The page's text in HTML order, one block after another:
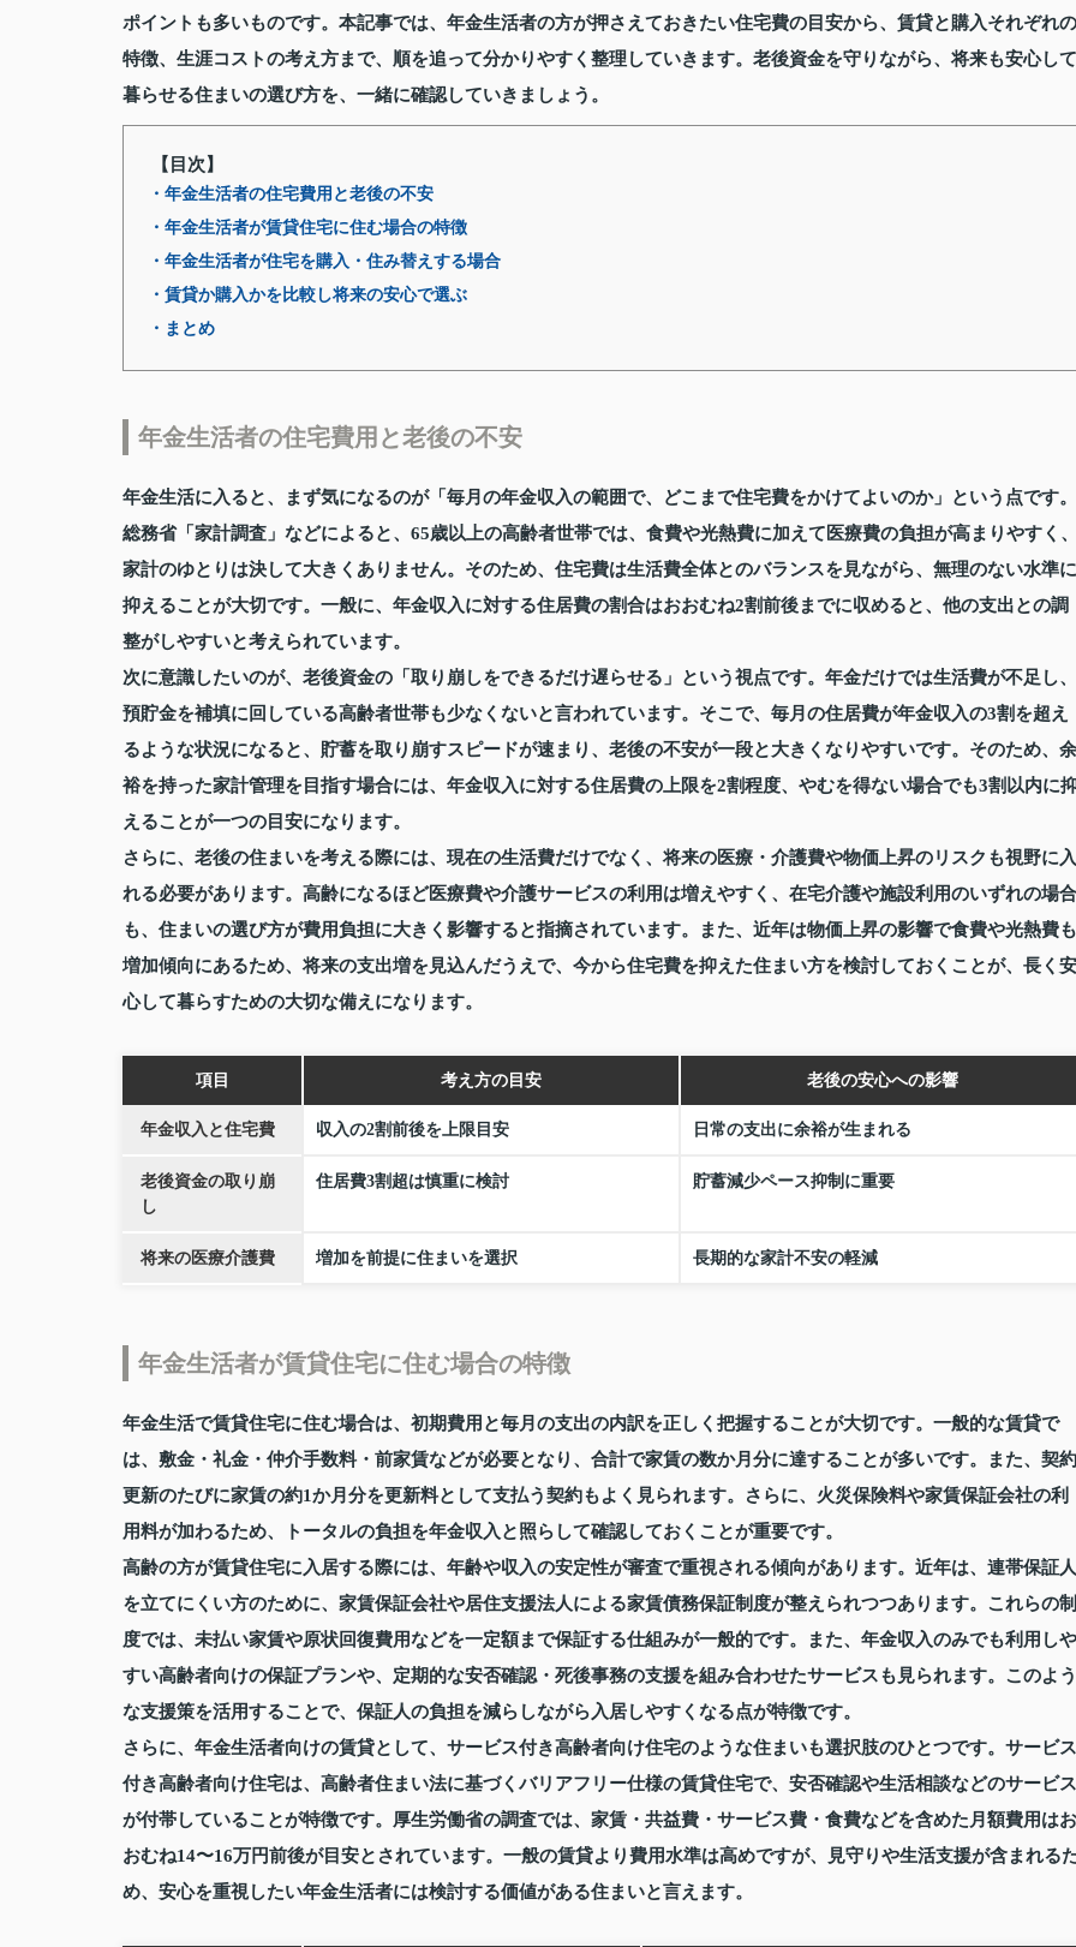
ポイントも多いものです。本記事では、年金生活者の方が押さえておきたい住宅費の目安から、賃貸と購入それぞれの
特徴、生涯コストの考え方まで、順を追って分かりやすく整理していきます。老後資金を守りながら、将来も安心して
暮らせる住まいの選び方を、一緒に確認していきましょう。
【目次】
・年金生活者の住宅費用と老後の不安
・年金生活者が賃貸住宅に住む場合の特徴
・年金生活者が住宅を購入・住み替えする場合
・賃貸か購入かを比較し将来の安心で選ぶ
・まとめ
年金生活者の住宅費用と老後の不安
年金生活に入ると、まず気になるのが「毎月の年金収入の範囲で、どこまで住宅費をかけてよいのか」という点です。
総務省「家計調査」などによると、65歳以上の高齢者世帯では、食費や光熱費に加えて医療費の負担が高まりやすく、
家計のゆとりは決して大きくありません。そのため、住宅費は生活費全体とのバランスを見ながら、無理のない水準に
抑えることが大切です。一般に、年金収入に対する住居費の割合はおおむね2割前後までに収めると、他の支出との調
整がしやすいと考えられています。
次に意識したいのが、老後資金の「取り崩しをできるだけ遅らせる」という視点です。年金だけでは生活費が不足し、
預貯金を補填に回している高齢者世帯も少なくないと言われています。そこで、毎月の住居費が年金収入の3割を超え
るような状況になると、貯蓄を取り崩すスピードが速まり、老後の不安が一段と大きくなりやすいです。そのため、余
裕を持った家計管理を目指す場合には、年金収入に対する住居費の上限を2割程度、やむを得ない場合でも3割以内に
えることが一つの目安になります。
さらに、老後の住まいを考える際には、現在の生活費だけでなく、将来の医療・介護費や物価上昇のリスクも視野に入
れる必要があります。高齢になるほど医療費や介護サービスの利用は増えやすく、在宅介護や施設利用のいずれの場合
も、住まいの選び方が費用負担に大きく影響すると指摘されています。また、近年は物価上昇の影響で食費や光熱費も
増加傾向にあるため、将来の支出増を見込んだうえで、今から住宅費を抑えた住まい方を検討しておくことが、長く安
心して暮らすための大切な備えになります。
項目 考え方の目安 老後の安心への影響
年金収入と住宅費 収入の2割前後を上限目安 日常の支出に余裕が生まれる
老後資金の取り崩
し
住居費3割超は慎重に検討 貯蓄減少ペース抑制に重要
将来の医療介護費 増加を前提に住まいを選択 長期的な家計不安の軽減
年金生活者が賃貸住宅に住む場合の特徴
年金生活で賃貸住宅に住む場合は、初期費用と毎月の支出の内訳を正しく把握することが大切です。一般的な賃貸で
は、敷金・礼金・仲介手数料・前家賃などが必要となり、合計で家賃の数か月分に達することが多いです。また、契約
更新のたびに家賃の約1か月分を更新料として支払う契約もよく見られます。さらに、火災保険料や家賃保証会社の利
用料が加わるため、トータルの負担を年金収入と照らして確認しておくことが重要です。
高齢の方が賃貸住宅に入居する際には、年齢や収入の安定性が審査で重視される傾向があります。近年は、連帯保証人
を立てにくい方のために、家賃保証会社や居住支援法人による家賃債務保証制度が整えられつつあります。これらの制
度では、未払い家賃や原状回復費用などを一定額まで保証する仕組みが一般的です。また、年金収入のみでも利用しや
すい高齢者向けの保証プランや、定期的な安否確認・死後事務の支援を組み合わせたサービスも見られます。このよう
な支援策を活用することで、保証人の負担を減らしながら入居しやすくなる点が特徴です。
さらに、年金生活者向けの賃貸として、サービス付き高齢者向け住宅のような住まいも選択肢のひとつです。サービス
付き高齢者向け住宅は、高齢者住まい法に基づくバリアフリー仕様の賃貸住宅で、安否確認や生活相談などのサービス
が付帯していることが特徴です。厚生労働省の調査では、家賃・共益費・サービス費・食費などを含めた月額費用はお
おむね14〜16万円前後が目安とされています。一般の賃貸より費用水準は高めですが、見守りや生活支援が含まれる
め、安心を重視したい年金生活者には検討する価値がある住まいと言えます。